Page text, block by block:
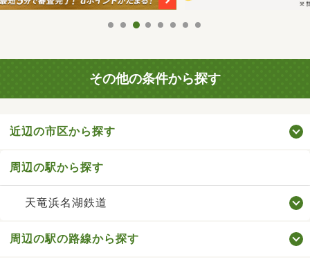
その他の条件から探す
近辺の市区から探す
周辺の駅から探す
天竜浜名湖鉄道
周辺の駅の路線から探す